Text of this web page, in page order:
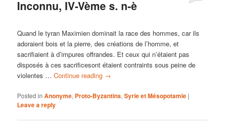
Inconnu, IV-Vème s. n-è
Quand le tyran Maximien dominait la race des hommes, car ils
adoraient bois et la pierre, des créations de l’homme, et
sacrifiaient à d’impures offrandes. Et ceux qui n’étaient pas
disposés à ces sacrificesont étaient contraints sous peine de
violentes …Continue reading →
Posted in Anonyme, Proto-Byzantins,Syrie et Mésopotamie |
Leave a reply